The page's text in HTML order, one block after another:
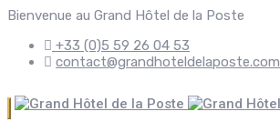
Bienvenue au Grand Hôtel de la Poste
+33 (0)5 59 26 04 53
contact@grandhoteldelaposte.com